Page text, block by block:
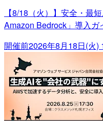
【8/18（火）】安全・最
Amazon Bedrock」導入ガ
開催前2026年8月18日(火)